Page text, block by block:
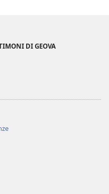
DI GEOVA